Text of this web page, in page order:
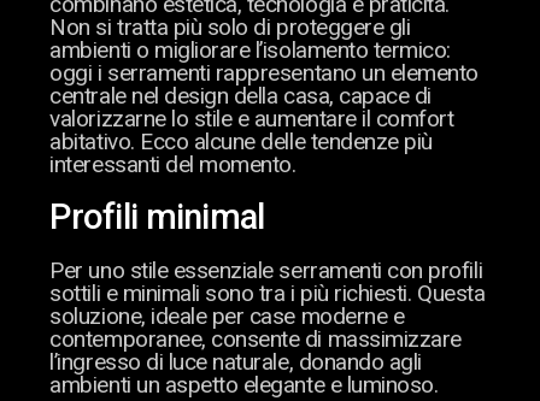
Non si tratta più solo di proteggere gli
ambienti o migliorare l’isolamento termico:
oggi i serramenti rappresentano un elemento
centrale nel design della casa, capace di
valorizzarne lo stile e aumentare il comfort
abitativo. Ecco alcune delle tendenze più
interessanti del momento.
Profili minimal
Per uno stile essenziale serramenti con profili
sottili e minimali sono tra i più richiesti. Questa
soluzione, ideale per case moderne e
contemporanee, consente di massimizzare
l’ingresso di luce naturale, donando agli
ambienti un aspetto elegante e luminoso.